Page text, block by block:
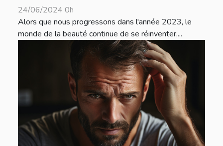
24/06/2024 0h
Alors que nous progressons dans l'année 2023, le
monde de la beauté continue de se réinventer,...